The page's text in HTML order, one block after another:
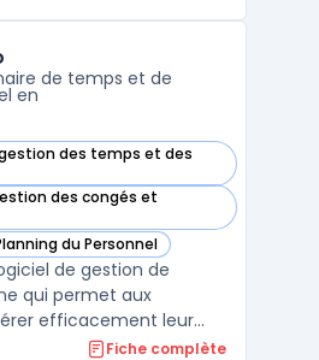
complète des
E ...
de temps et de
en
des temps et des
cette catégorie
des congés et
cette catégorie
du Personnel
cette catégorie
de gestion de
qui permet aux
efficacement leur
de travail, leurs
Fiche complète